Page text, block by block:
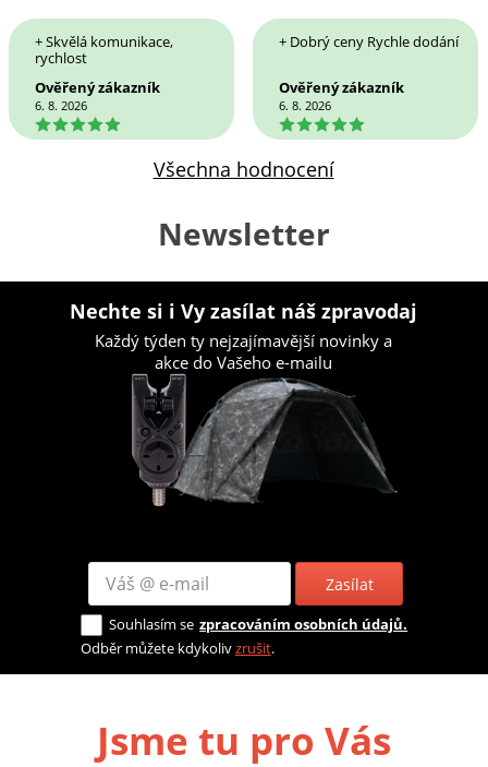
+ Skvělá komunikace,
rychlost
Ověřený zákazník
6. 8. 2026
5
+ Dobrý ceny Rychle dodání
Ověřený zákazník
6. 8. 2026
5
Všechna hodnocení
Newsletter
Nechte si i Vy zasílat náš zpravodaj
Každý týden ty nejzajímavější novinky a
akce do Vašeho e-mailu
Zasílat
Souhlasím se zpracováním osobních údajů.
Odběr můžete kdykolivzrušit.
Jsme tu pro Vás